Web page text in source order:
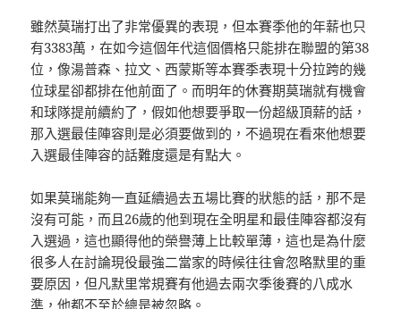
雖然莫瑞打出了非常優異的表現，但本賽季他的年薪也只
有3383萬，在如今這個年代這個價格只能排在聯盟的第38
位，像湯普森、拉文、西蒙斯等本賽季表現十分拉跨的幾
位球星卻都排在他前面了。而明年的休賽期莫瑞就有機會
和球隊提前續約了，假如他想要爭取一份超級頂薪的話，
那入選最佳陣容則是必須要做到的，不過現在看來他想要
入選最佳陣容的話難度還是有點大。
如果莫瑞能夠一直延續過去五場比賽的狀態的話，那不是
沒有可能，而且26歲的他到現在全明星和最佳陣容都沒有
入選過，這也顯得他的榮譽薄上比較單薄，這也是為什麼
很多人在討論現役最強二當家的時候往往會忽略默里的重
要原因，但凡默里常規賽有他過去兩次季後賽的八成水
準，他都不至於總是被忽略。